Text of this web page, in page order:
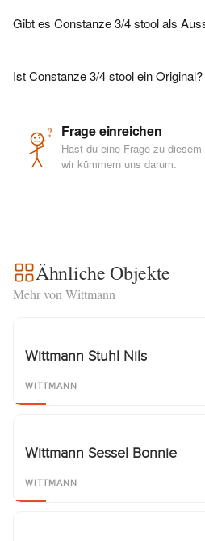
Gibt es Constanze 3/4 stool als
Ist Constanze 3/4 stool ein Original?
? Frage einreichen
Hast du eine Frage zu
wir kümmern uns darum.
Ähnliche Objekte
Mehr von Wittmann
Wittmann Stuhl Nils
WITTMANN
Wittmann Sessel Bonnie
WITTMANN